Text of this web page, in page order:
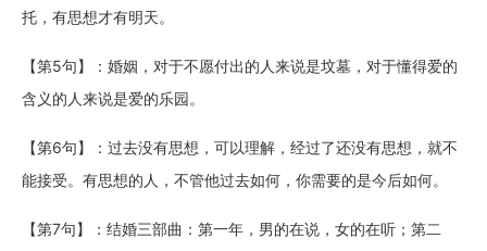
托，有思想才有明天。
【第5句】：婚姻，对于不愿付出的人来说是坟墓，对于懂得爱的
含义的人来说是爱的乐园。
【第6句】：过去没有思想，可以理解，经过了还没有思想，就不
能接受。有思想的人，不管他过去如何，你需要的是今后如何。
【第7句】：结婚三部曲：第一年，男的在说，女的在听；第二